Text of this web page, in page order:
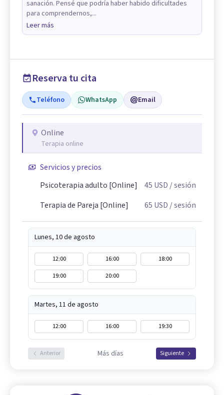
sanación. Pensé que podría haber habido dificultades
para comprendernos,...
Leer más
Reserva tu cita
Teléfono WhatsApp Email
Online
Terapia online
Servicios y precios
Psicoterapia adulto [Online]
45 USD / sesión
Terapia de Pareja [Online]
65 USD / sesión
Lunes, 10 de agosto
12:00 16:00
18:00
19:00
20:00
Martes, 11 de agosto
12:00 16:00 19:30
Anterior Más días Siguiente